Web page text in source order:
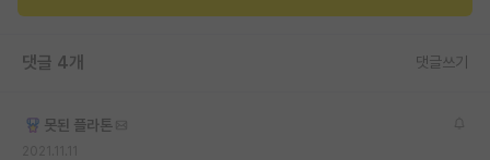
유학교육
댓글 4개 댓글쓰기
못된 플라톤